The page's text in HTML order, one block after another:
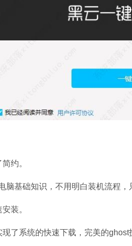
约。
基础知识，不用明白装机流程，
装。
系统的快速下载，完美的ghost